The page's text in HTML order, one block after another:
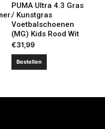
PUMA Ultra 4.3 Gras
/ Kunstgras
Voetbalschoenen
(MG) Kids Rood Wit
€31,99
Bestellen